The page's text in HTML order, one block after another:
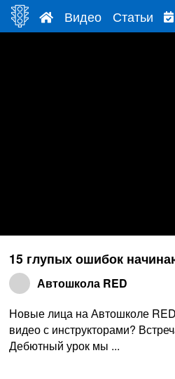
Видео Статьи
15 глупых ошибок
Автошкола RED
Новые лица на Автошколе
видео с инструкторами?
Дебютный урок мы ...